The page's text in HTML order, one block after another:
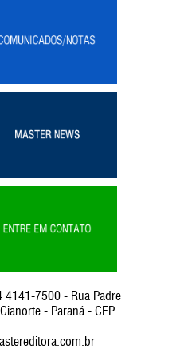
4141-7500 - Rua Padre
- Paraná - CEP